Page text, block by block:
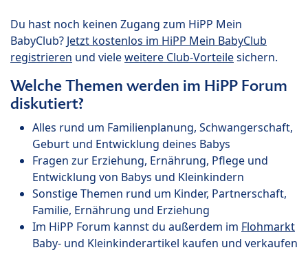
Du hast noch keinen Zugang zum HiPP Mein
BabyClub? Jetzt kostenlos im HiPP Mein BabyClub
registrieren und vieleweitere Club-Vorteilesichern.
Welche Themen werden im HiPP Forum
diskutiert?
Alles rund um Familienplanung, Schwangerschaft,
Geburt und Entwicklung deines Babys
Fragen zur Erziehung, Ernährung, Pflege und
Entwicklung von Babys und Kleinkindern
Sonstige Themen rund um Kinder, Partnerschaft,
Familie, Ernährung und Erziehung
Im HiPP Forum kannst du außerdem im Flohmarkt
Baby- und Kleinkinderartikel kaufen und verkaufen